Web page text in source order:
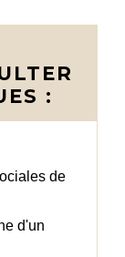
:
de
d'un